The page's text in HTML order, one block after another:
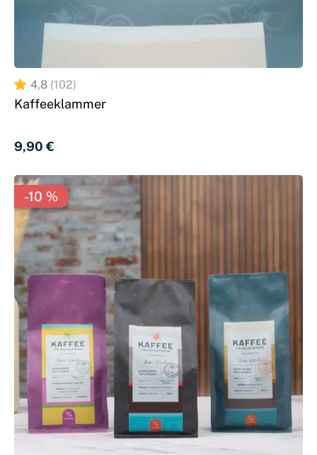
4,8 (102)
Kaffeeklammer
9,90 €
-10 %
-10 %